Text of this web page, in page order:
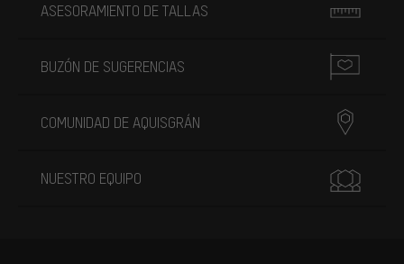
ASESORAMIENTO DE TALLAS
BUZÓN DE SUGERENCIAS
COMUNIDAD DE AQUISGRÁN
NUESTRO EQUIPO